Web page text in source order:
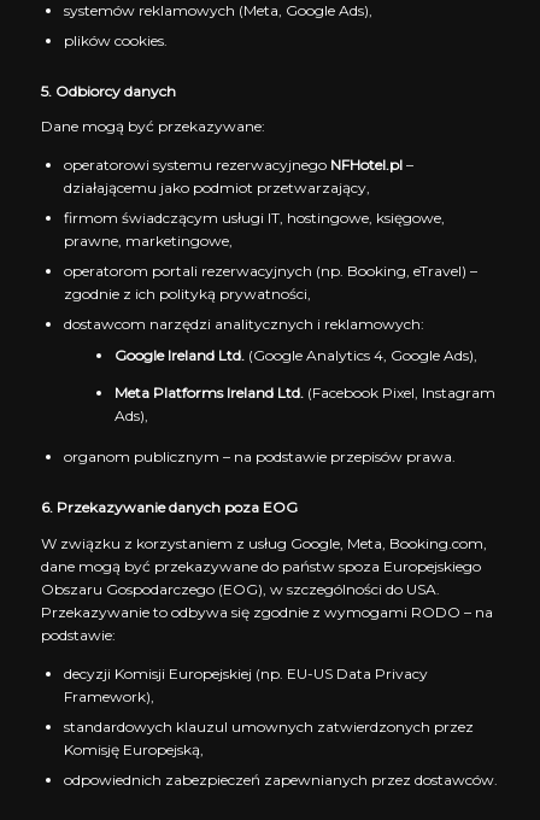
systemów reklamowych (Meta, Google Ads),
plików cookies.
5. Odbiorcy danych
Dane mogą być przekazywane:
operatorowi systemu rezerwacyjnego NFHotel.pl–
działającemu jako podmiot przetwarzający,
firmom świadczącym usługi IT, hostingowe, księgowe,
prawne, marketingowe,
operatorom portali rezerwacyjnych (np. Booking, eTravel) –
zgodnie z ich polityką prywatności,
dostawcom narzędzi analitycznych i reklamowych:
Google Ireland Ltd.(Google Analytics 4, Google Ads),
Meta Platforms Ireland Ltd.(Facebook Pixel, Instagram
Ads),
organom publicznym – na podstawie przepisów prawa.
6. Przekazywanie danych poza EOG
W związku z korzystaniem z usług Google, Meta, Booking.com,
dane mogą być przekazywane do państw spoza Europejskiego
Obszaru Gospodarczego (EOG), w szczególności do USA.
Przekazywanie to odbywa się zgodnie z wymogami RODO – na
podstawie:
decyzji Komisji Europejskiej (np. EU-US Data Privacy
Framework),
standardowych klauzul umownych zatwierdzonych przez
Komisję Europejską,
odpowiednich zabezpieczeń zapewnianych przez dostawców.